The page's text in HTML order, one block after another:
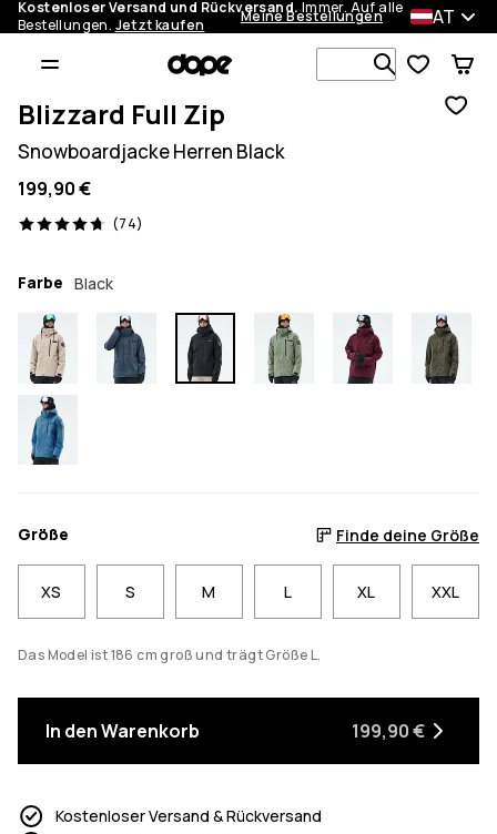
Kostenloser Versand und Rückversand. Immer. Auf alle
Bestellungen. Jetzt kaufen Meine Bestellungen AT
Blizzard Full Zip
Snowboardjacke Herren Black
199,90 €
(74)
74 Reviews, 4.7/5
Farbe Black
Größe Finde deine Größe
XS S M L XL XXL
Das Model ist 186 cm groß und trägt Größe L.
In den Warenkorb 199,90 €
Kostenloser Versand & Rückversand